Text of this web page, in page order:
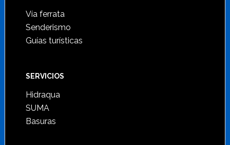
Vía ferrata
Senderismo
Guías turísticas
SERVICIOS
Hidraqua
SUMA
Basuras